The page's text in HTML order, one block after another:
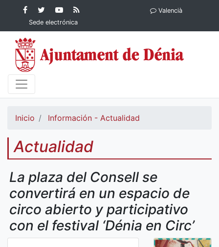
Contenido principalFacebook
Ayuntamiento de
Dénia
Ayuntamiento
de Dénia
YouTube
Ayuntamiento
de Dénia
Ayuntamiento
Sede electrónica
Valencià
Inicio Información - Actualidad
Actualidad
La plaza del Consell se
convertirá en un espacio de
circo abierto y participativo
con el festival ‘Dénia en Circ’